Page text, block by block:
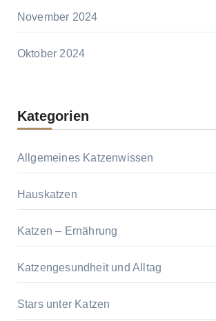
November 2024
Oktober 2024
Kategorien
Allgemeines Katzenwissen
Hauskatzen
Katzen – Ernährung
Katzengesundheit und Alltag
Stars unter Katzen